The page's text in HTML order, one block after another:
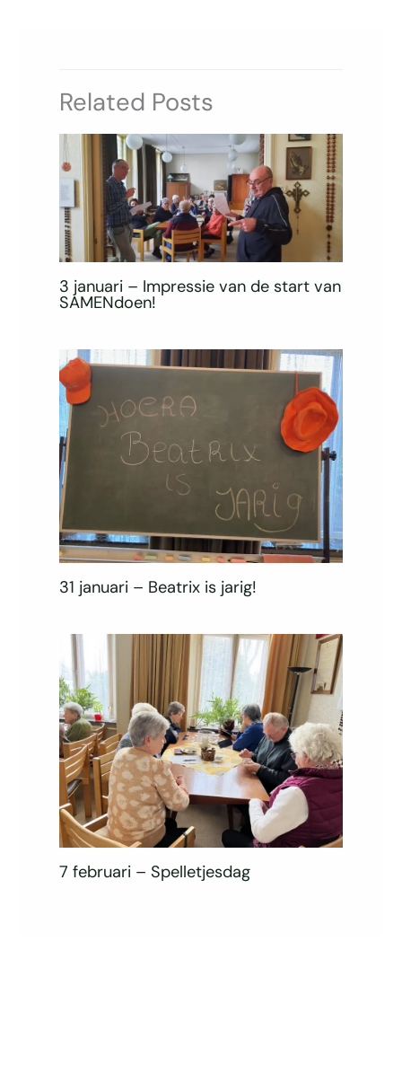
Related Posts
3 januari – Impressie van de start van
SAMENdoen!
31 januari – Beatrix is jarig!
7 februari – Spelletjesdag